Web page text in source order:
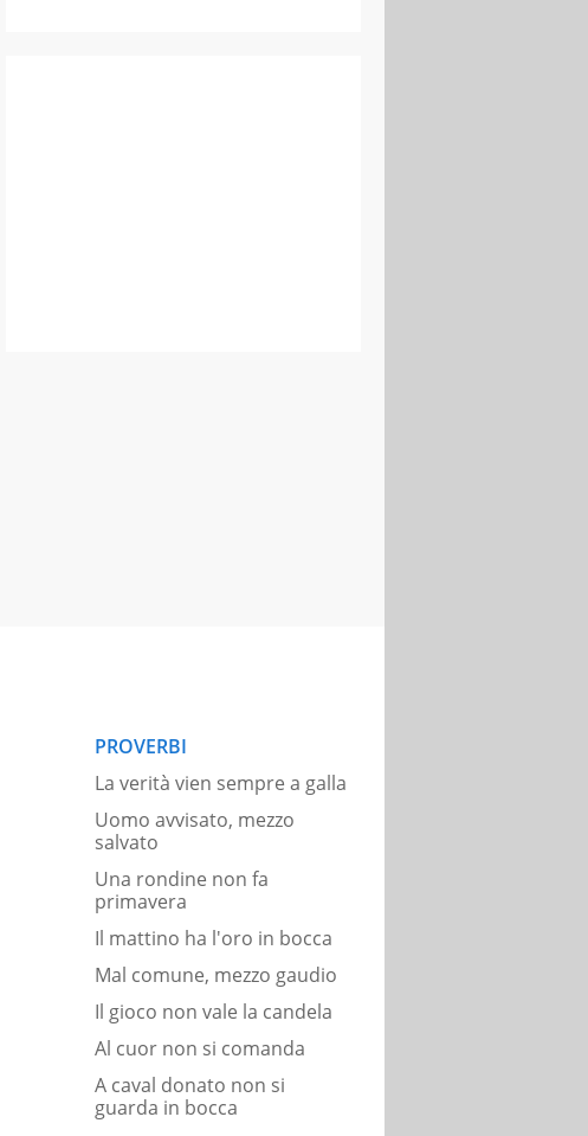
PROVERBI
La verità vien sempre a galla
Uomo avvisato, mezzo
salvato
Una rondine non fa
primavera
Il mattino ha l'oro in bocca
Mal comune, mezzo gaudio
Il gioco non vale la candela
Al cuor non si comanda
A caval donato non si
guarda in bocca